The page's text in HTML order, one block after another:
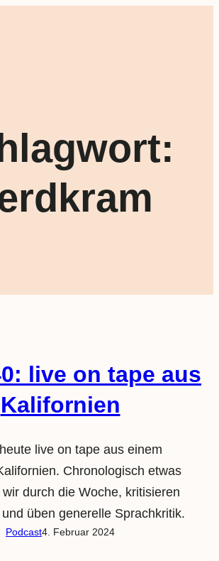
live on tape aus
Kalifornien
live on tape aus einem
Chronologisch etwas
durch die Woche, kritisieren
üben generelle Sprachkritik.
Podcast4. Februar 2024